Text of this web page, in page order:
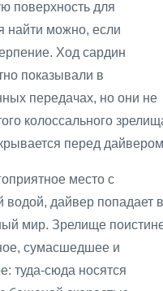
поверхность для
найти можно, если
Ход сардин
показывали в
передачах, но они не
колоссального
перед
место с
водой, дайвер попадает в
мир. Зрелище
сумасшедшее и
туда-сюда носятся